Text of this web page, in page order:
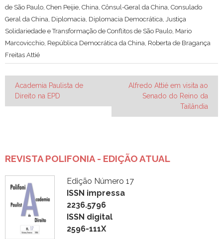
de São Paulo, Chen Peijie, China, Cônsul-Geral da China, Consulado
Geral da China, Diplomacia, Diplomacia Democrática, Justiça
Solidariedade e Transformação de Conflitos de São Paulo, Mario
Marcovicchio, República Democrática da China, Roberta de Bragança
Freitas Attié
Navegação
de
Academia Paulista de
Direito na EPD
Alfredo Attié em visita ao
Senado do Reino da
Tailândia
REVISTA POLIFONIA - EDIÇÃO ATUAL
Edição Número 17
ISSN impressa
2236.5796
ISSN digital
2596-111X